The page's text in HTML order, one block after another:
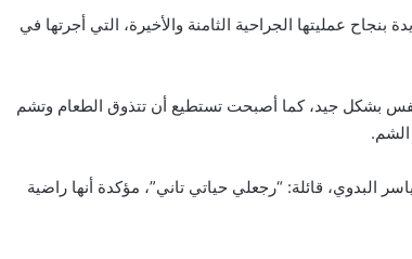
عمليتها الجراحية الثامنة والأخيرة، التي أجرتها في
بشكل جيد، كما أصبحت تستطيع أن تتذوق الطعام وتشم
البدوي، قائلة: “رجعلي حياتي تاني”، مؤكدة أنها راضية